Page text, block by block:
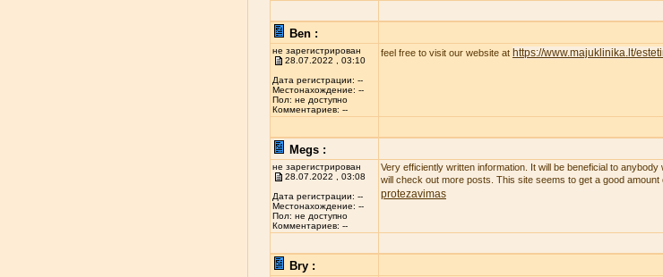
Ben :
не зарегистрирован
28.07.2022 , 03:10
Дата регистрации: --
Местонахождение: --
Пол: не доступно
Комментариев: --
feel free to visit our website at https://www.majuklinika.lt/
Megs :
не зарегистрирован
28.07.2022 , 03:08
Дата регистрации: --
Местонахождение: --
Пол: не доступно
Комментариев: --
Very efficiently written information. It will be beneficial to
will check out more posts. This site seems to get a good amount
protezavimas
Bry :